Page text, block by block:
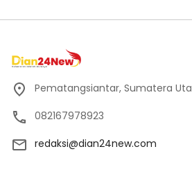
Pematangsiantar, Sumatera
082167978923
redaksi@dian24new.com